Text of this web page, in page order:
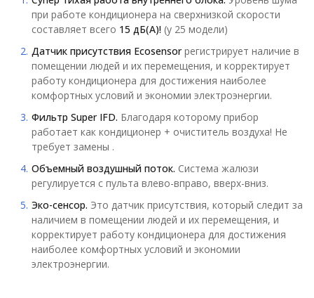
при работе кондиционера на сверхнизкой скорости
составляет всего 15 дБ(А)! (у 25 модели)
Датчик присутствия Ecosensorрегистрирует наличие в
помещении людей и их перемещения, и корректирует
работу кондиционера для достижения наиболее
комфортных условий и экономии электроэнергии.
Фильтр Super IFD. Благодаря которому прибор
работает как кондиционер + очиститель воздуха! Не
требует замены .
Объемный воздушный поток. Система жалюзи
регулируется с пульта влево-вправо, вверх-вниз.
Эко-сенсор. Это датчик присутствия, который следит за
наличием в помещении людей и их перемещения, и
корректирует работу кондиционера для достижения
наиболее комфортных условий и экономии
электроэнергии.